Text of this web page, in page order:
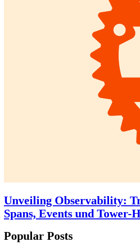
Unveiling Observability:
Spans, Events und Tower-
Popular Posts